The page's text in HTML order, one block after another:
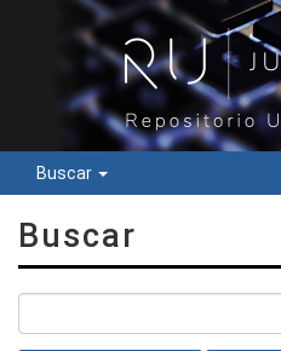
Buscar
Buscar